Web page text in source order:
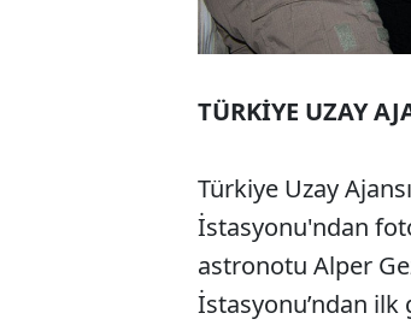
TÜRKİYE UZAY
Türkiye Uzay
İstasyonu'ndan
astronotu Alper
İstasyonu’ndan